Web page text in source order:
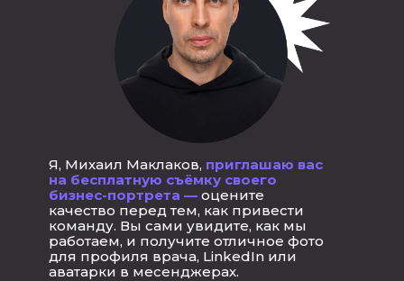
Я, Михаил Маклаков, приглашаю вас
на бесплатную съёмку своего
бизнес-портрета — оцените
качество перед тем, как привести
команду. Вы сами увидите, как мы
работаем, и получите отличное фото
для профиля врача, LinkedIn или
аватарки в месенджерах.